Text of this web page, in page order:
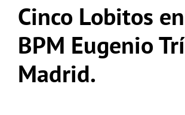
Cinco Lobitos
BPM Eugenio
Madrid.